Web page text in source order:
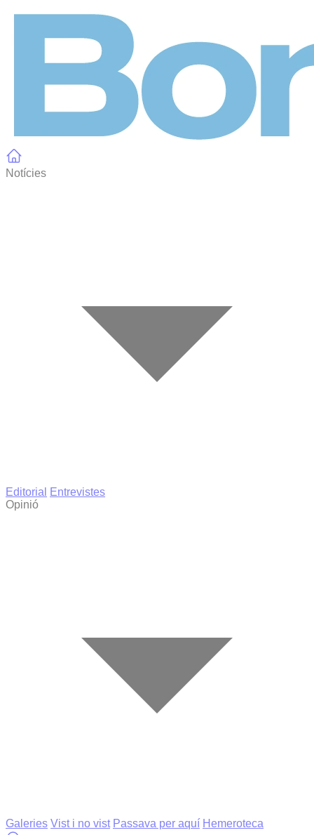
Notícies
Editorial
Entrevistes
Opinió
Galeries Vist i no vist Passava per aquí Hemeroteca